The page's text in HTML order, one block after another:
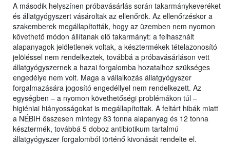
A második helyszínen próbavásárlás során takarmánykeveréket
és állatgyógyszert vásároltak az ellenőrök. Az ellenőrzéskor a
szakemberek megállapították, hogy az üzemben nem nyomon
követhető módon állítanak elő takarmányt: a felhasznált
alapanyagok jelöletlenek voltak, a késztermékek tételazonosító
jelöléssel nem rendelkeztek, továbbá a próbavásárláson vett
állatgyógyszernek a hazai forgalomba hozatalhoz szükséges
engedélye nem volt. Maga a vállalkozás állatgyógyszer
forgalmazására jogosító engedéllyel nem rendelkezett. Az
egységben – a nyomon követhetőségi problémákon túl –
higiéniai hiányosságokat is megállapítottak. A feltárt hibák miatt
a NÉBIH összesen mintegy 83 tonna alapanyag és 12 tonna
késztermék, továbbá 5 doboz antibiotikum tartalmú
állatgyógyszer forgalomból történő kivonását rendelte el.